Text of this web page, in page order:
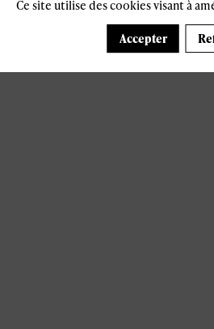
Ce site utilise des cookies visant à
Accepter